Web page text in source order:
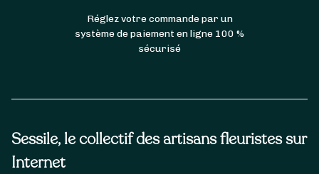
Sessile, le collectif des artisans fleuristes sur
Internet
Réglez votre commande par un
système de paiement en ligne 100 %
sécurisé